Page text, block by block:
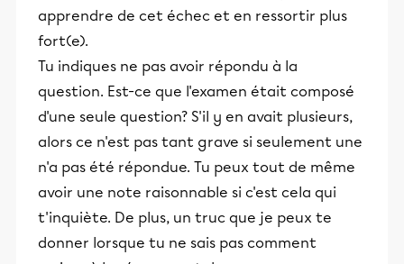
apprendre de cet échec et en ressortir plus
fort(e).
Tu indiques ne pas avoir répondu à la
question. Est-ce que l'examen était composé
d'une seule question? S'il y en avait plusieurs,
alors ce n'est pas tant grave si seulement une
n'a pas été répondue. Tu peux tout de même
avoir une note raisonnable si c'est cela qui
t'inquiète. De plus, un truc que je peux te
donner lorsque tu ne sais pas comment